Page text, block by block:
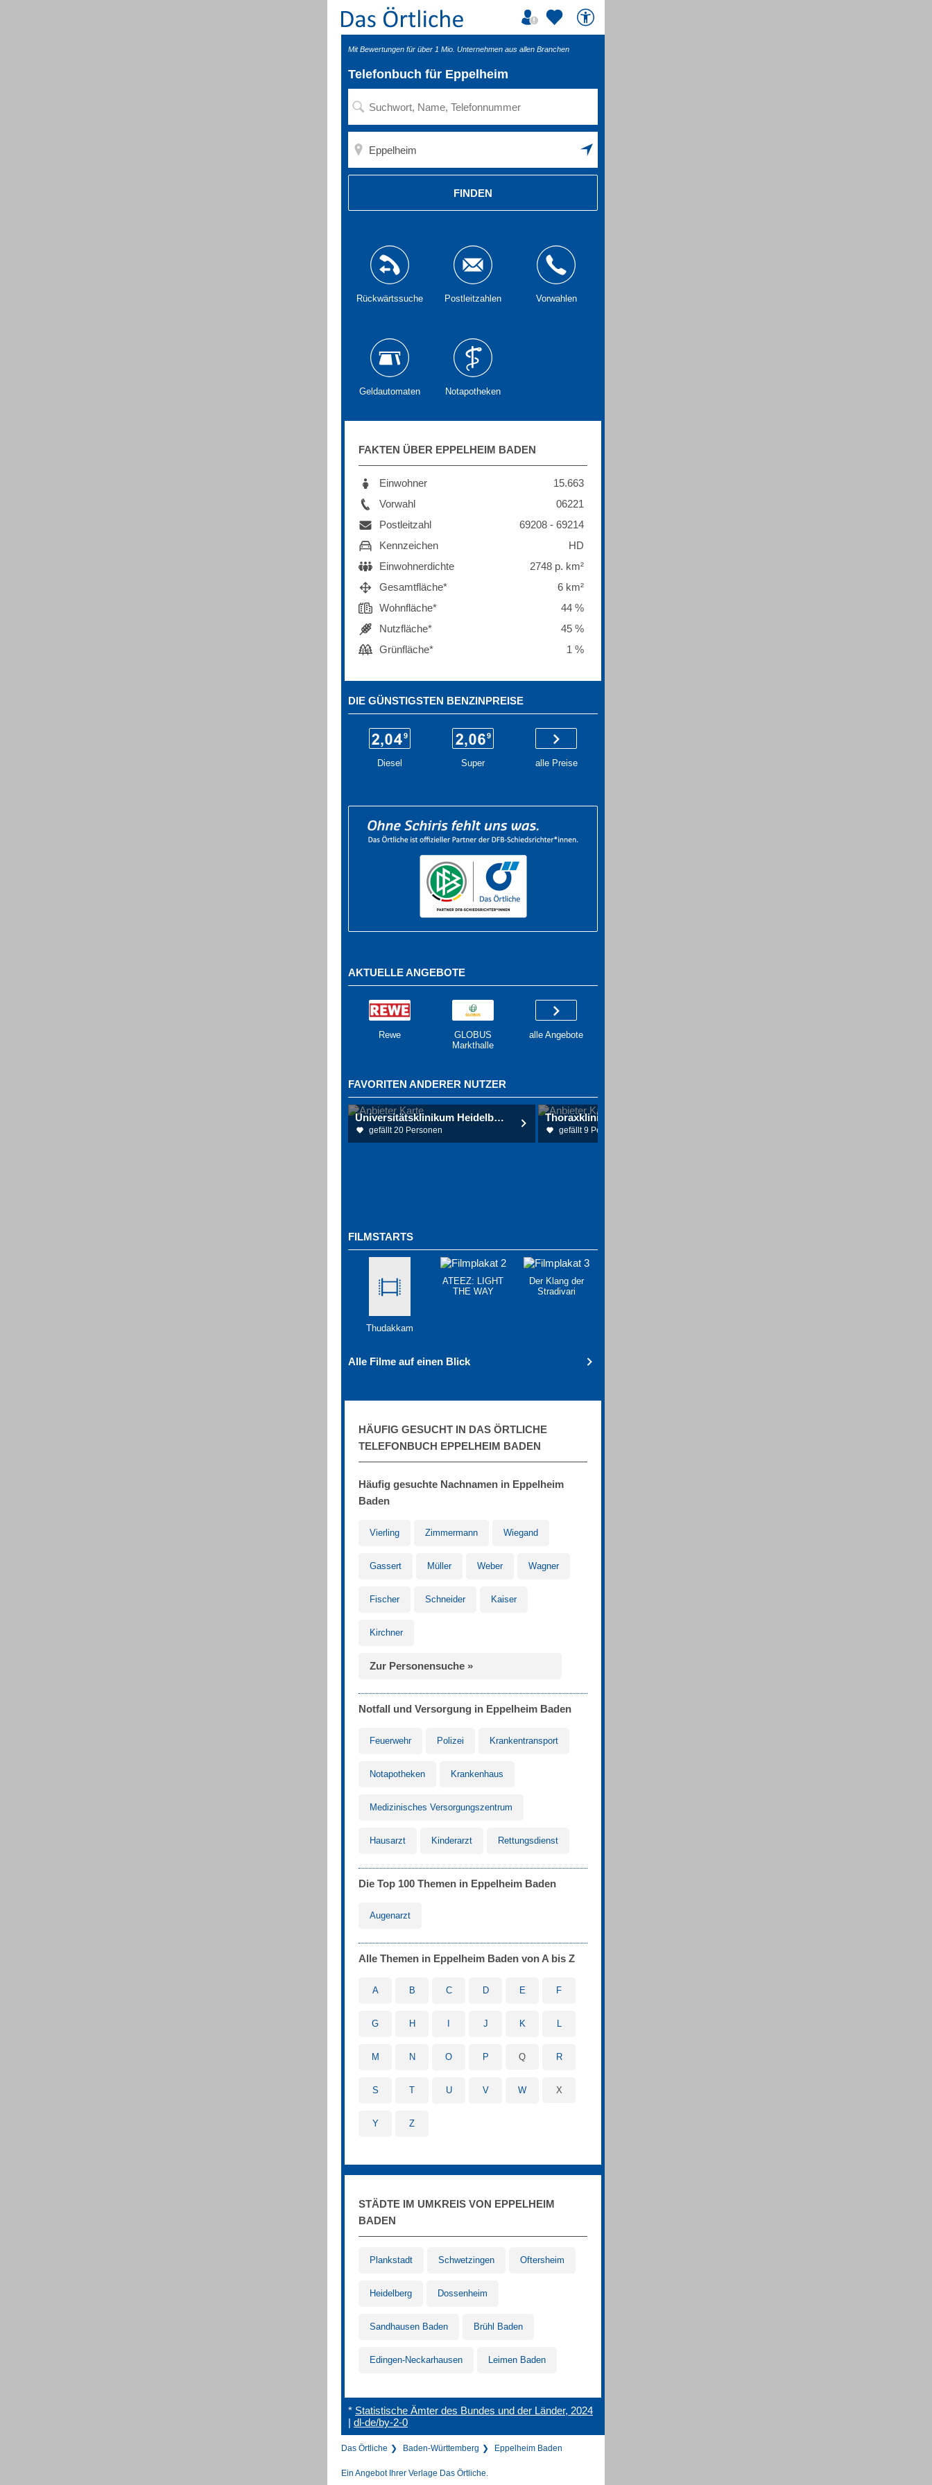
Mit Bewertungen für über 1 Mio. Unternehmen aus allen Branchen
Telefonbuch für Eppelheim
FINDEN
Rückwärtssuche Postleitzahlen Vorwahlen
Geldautomaten Notapotheken
FAKTEN ÜBER EPPELHEIM BADEN
Einwohner
15.663
Vorwahl
06221
Postleitzahl
69208 - 69214
Kennzeichen
HD
Einwohnerdichte
2748 p. km²
Gesamtfläche*
6 km²
Wohnfläche*
44 %
Nutzfläche*
45 %
Grünfläche*
1 %
DIE GÜNSTIGSTEN BENZINPREISE
Diesel Super alle Preise
AKTUELLE ANGEBOTE
Rewe
GLOBUS
Markthalle
alle Angebote
FAVORITEN ANDERER NUTZER
Universitätsklinikum Heidelberg
gefällt 20 Personen
Thoraxklinik
gefällt 9 Personen
FILMSTARTS
Thudakkam
ATEEZ: LIGHT
THE WAY
Der Klang der
Stradivari
Alle Filme auf einen Blick
HÄUFIG GESUCHT IN DAS ÖRTLICHE
TELEFONBUCH EPPELHEIM BADEN
Häufig gesuchte Nachnamen in Eppelheim
Baden
Vierling Zimmermann Wiegand
Gassert Müller Weber Wagner
Fischer Schneider Kaiser
Kirchner
Zur Personensuche »
Notfall und Versorgung in Eppelheim Baden
Feuerwehr Polizei Krankentransport
Notapotheken Krankenhaus
Medizinisches Versorgungszentrum
Hausarzt Kinderarzt Rettungsdienst
Die Top 100 Themen in Eppelheim Baden
Augenarzt
Alle Themen in Eppelheim Baden von A bis Z
A B C D E F
G H J K L
M N O P Q R
S T U V W X
Y Z
STÄDTE IM UMKREIS VON EPPELHEIM
BADEN
Plankstadt Schwetzingen Oftersheim
Heidelberg Dossenheim
Sandhausen Baden Brühl Baden
Edingen-Neckarhausen Leimen Baden
* Statistische Ämter des Bundes und der Länder, 2024
| dl-de/by-2-0
Das Örtliche Baden-Württemberg Eppelheim Baden
Ein Angebot Ihrer Verlage Das Örtliche.